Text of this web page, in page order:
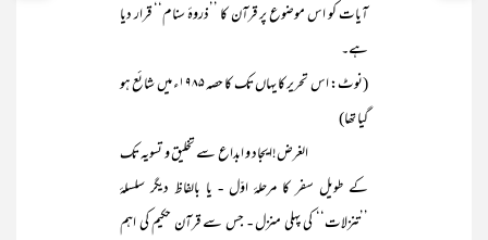
آیات کو اس موضوع پر قرآن کا ’’ذروۂ سنام‘‘ قرار دیا
ہے۔
(نوٹ: اس تحریر کا یہاں تک کا حصہ ۱۹۸۵ء میں شائع ہو
گیا تھا)
الغرض!ایجاد و ابداع سے تخلیق و تسویہ تک
کے طویل سفر کا مرحلۂ اوّل - یا بالفاظ دیگر سلسلۂ
’’تنزلات‘‘ کی پہلی منزل - جس سے قرآن حکیم کی اہم